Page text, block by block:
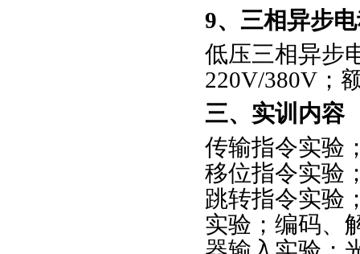
9、三相异步
低压三相异步
220V/380V；
三、实训内容
传输指令实验
移位指令实验
跳转指令实验
实验；编码、